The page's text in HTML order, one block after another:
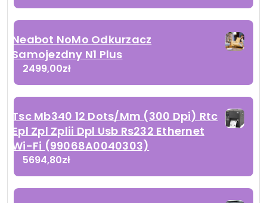
Neabot NoMo Odkurzacz
Samojezdny N1 Plus
2499,00zł
Tsc Mb340 12 Dots/Mm (300 Dpi) Rtc
Epl Zpl Zplii Dpl Usb Rs232 Ethernet
Wi-Fi (99068A0040303)
5694,80zł